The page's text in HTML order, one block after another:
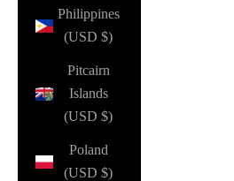
Philippines
(USD $)
Pitcairn
Islands
(USD $)
Poland
(USD $)